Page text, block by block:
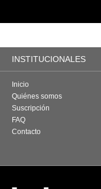
INSTITUCIONALES
Inicio
Quiénes somos
Suscripción
FAQ
Contacto